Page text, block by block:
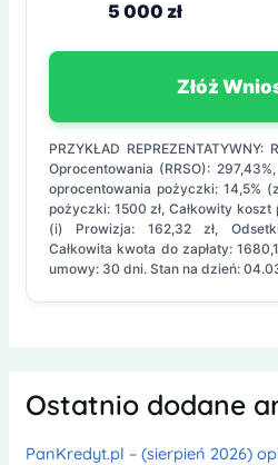
5 000 zł
Złóż
PRZYKŁAD
Oprocentowania (RRSO):
oprocentowania pożyczki: 14,5%
pożyczki: 1500 zł, Całkowity
(i) Prowizja: 162,32 zł,
Całkowita kwota do zapłaty:
umowy: 30 dni. Stan na dzień:
Ostatnio dodane
PanKredyt.pl – (sierpień 2026)